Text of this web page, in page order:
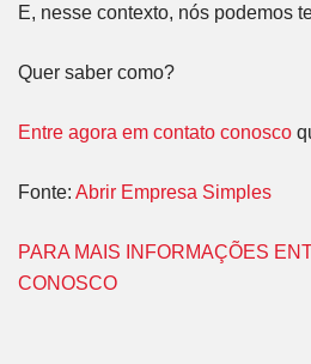
E, nesse contexto, nós podemos
Quer saber como?
Entre agora em contato conosco
Fonte: Abrir Empresa Simples
PARA MAIS INFORMAÇÕES
CONOSCO